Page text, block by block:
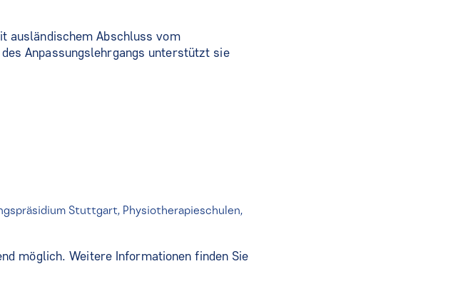
ausländischem Abschluss vom
Anpassungslehrgangs unterstützt sie
Stuttgart, Physiotherapieschulen,
möglich. Weitere Informationen finden Sie